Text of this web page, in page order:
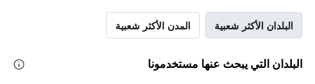
البلدان الأكثر شعبية المدن الأكثر شعبية
البلدان التي يبحث عنها مستخدمونا